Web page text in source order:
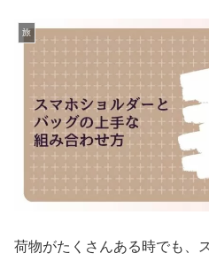
旅
荷物がたくさんある時でも、